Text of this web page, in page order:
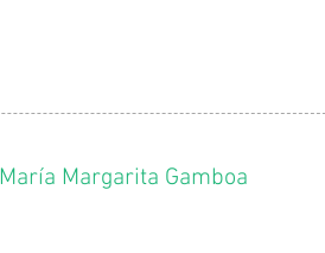
Margarita Gamboa